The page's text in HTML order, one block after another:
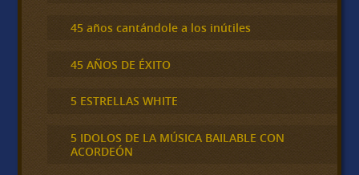
45 años cantándole a los inútiles
45 AÑOS DE ÉXITO
5 ESTRELLAS WHITE
5 IDOLOS DE LA MÚSICA BAILABLE CON
ACORDEÓN